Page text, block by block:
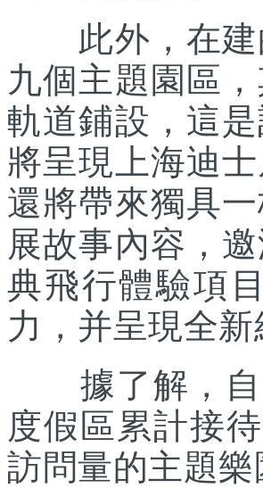
此外，在建
九個主題園區
軌道鋪設，這
將呈現上海迪
還將帶來獨具
展故事內容，
典飛行體驗項
力，并呈現全新
據了解，自
度假區累計接
訪問量的主題